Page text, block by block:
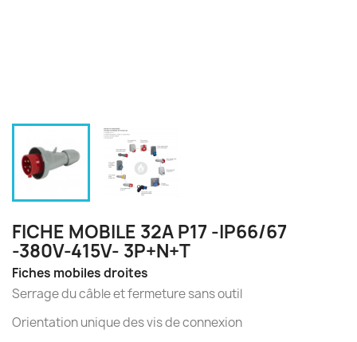
FICHE MOBILE 32A P17 -IP66/67
-380V-415V- 3P+N+T
Fiches mobiles droites
Serrage du câble et fermeture sans outil
Orientation unique des vis de connexion